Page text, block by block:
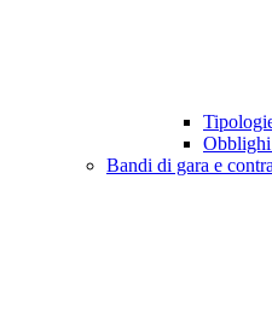
Obblighi
Bandi di gara e